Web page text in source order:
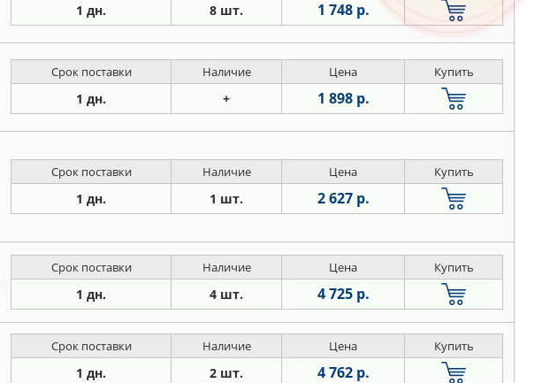
1 дн. 8 шт. 1 748 р.
Срок поставки Наличие Цена Купить
1 дн. + 1 898 р.
Срок поставки Наличие Цена Купить
1 дн. 1 шт. 2 627 р.
Срок поставки Наличие Цена Купить
1 дн. 4 шт. 4 725 р.
Срок поставки Наличие Цена Купить
1 дн. 2 шт. 4 762 р.